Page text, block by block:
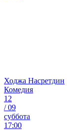
Ходжа Насретдин
Комедия
12
/09
суббота
17:00